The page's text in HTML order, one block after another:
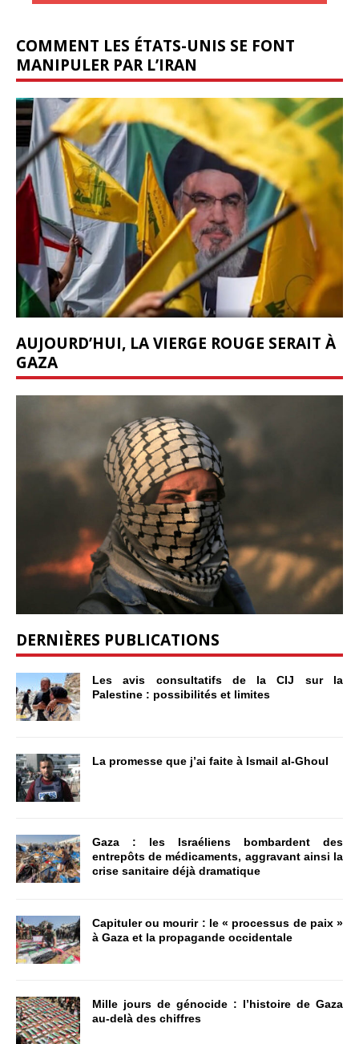
COMMENT LES ÉTATS-UNIS SE FONT
MANIPULER PAR L’IRAN
AUJOURD’HUI, LA VIERGE ROUGE SERAIT À
GAZA
DERNIÈRES PUBLICATIONS
Les avis consultatifs de la CIJ sur la
Palestine : possibilités et limites
La promesse que j’ai faite à Ismail al-Ghoul
Gaza : les Israéliens bombardent des
entrepôts de médicaments, aggravant ainsi la
crise sanitaire déjà dramatique
Capituler ou mourir : le « processus de paix »
à Gaza et la propagande occidentale
Mille jours de génocide : l’histoire de Gaza
au-delà des chiffres